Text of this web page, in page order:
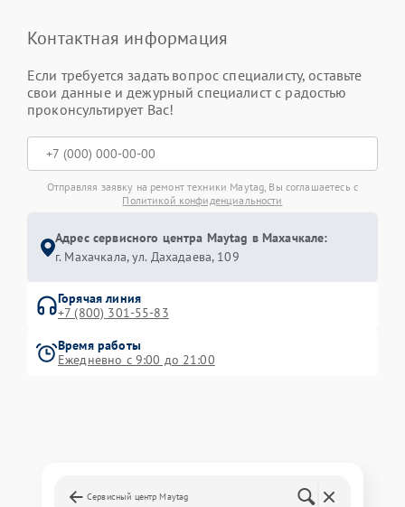
Контактная информация
Если требуется задать вопрос специалисту, оставьте
свои данные и дежурный специалист с радостью
проконсультирует Вас!
Отправляя заявку на ремонт техники Maytag, Вы соглашаетесь с
Политикой конфиденциальности
Адрес сервисного центра Maytag в Махачкале:
г. Махачкала, ул. Дахадаева, 109
Горячая линия
+7 (800) 301-55-83
Время работы
Ежедневно с 9:00 до 21:00
Сервисный центр Maytag